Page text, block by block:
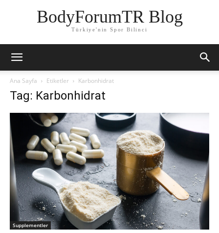
BodyForumTR Blog
Türkiye'nin Spor Bilinci
Ana Sayfa Etiketler Karbonhidrat
Tag: Karbonhidrat
Supplementler